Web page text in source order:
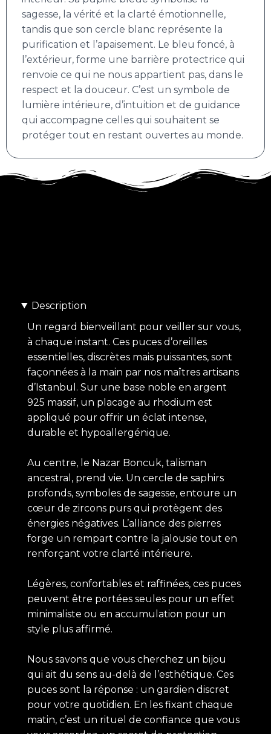
sagesse, la vérité et la clarté émotionnelle,
tandis que son cercle blanc représente la
purification et l’apaisement. Le bleu foncé, à
l’extérieur, forme une barrière protectrice qui
renvoie ce qui ne nous appartient pas, dans le
respect et la douceur. C’est un symbole de
lumière intérieure, d’intuition et de guidance
qui accompagne celles qui souhaitent se
protéger tout en restant ouvertes au monde.
Description
Un regard bienveillant pour veiller sur vous,
à chaque instant. Ces puces d’oreilles
essentielles, discrètes mais puissantes, sont
façonnées à la main par nos maîtres artisans
d’Istanbul. Sur une base noble en argent
925 massif, un placage au rhodium est
appliqué pour offrir un éclat intense,
durable et hypoallergénique.
Au centre, le Nazar Boncuk, talisman
ancestral, prend vie. Un cercle de saphirs
profonds, symboles de sagesse, entoure un
cœur de zircons purs qui protègent des
énergies négatives. L’alliance des pierres
forge un rempart contre la jalousie tout en
renforçant votre clarté intérieure.
Légères, confortables et raffinées, ces puces
peuvent être portées seules pour un effet
minimaliste ou en accumulation pour un
style plus affirmé.
Nous savons que vous cherchez un bijou
qui ait du sens au-delà de l’esthétique. Ces
puces sont la réponse : un gardien discret
pour votre quotidien. En les fixant chaque
matin, c’est un rituel de confiance que vous